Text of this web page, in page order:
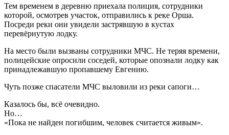
Тем временем в деревню приехала полиция, сотрудники
которой, осмотрев участок, отправились к реке Орша.
Посреди реки они увидели застрявшую в кустах
перевёрнутую лодку.
На место были вызваны сотрудники МЧС. Не теряя времени,
полицейские опросили соседей, которые опознали лодку как
принадлежавшую пропавшему Евгению.
Чуть позже спасатели МЧС выловили из реки сапоги…
Казалось бы, всё очевидно.
Но…
«Пока не найден погибшим, человек считается живым».